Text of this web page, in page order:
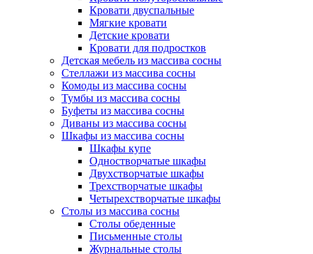
Кровати двуспальные
Мягкие кровати
Детские кровати
Кровати для подростков
Детская мебель из массива сосны
Стеллажи из массива сосны
Комоды из массива сосны
Тумбы из массива сосны
Буфеты из массива сосны
Диваны из массива сосны
Шкафы из массива сосны
Шкафы купе
Одностворчатые шкафы
Двухстворчатые шкафы
Трехстворчатые шкафы
Четырехстворчатые шкафы
Столы из массива сосны
Столы обеденные
Письменные столы
Журнальные столы